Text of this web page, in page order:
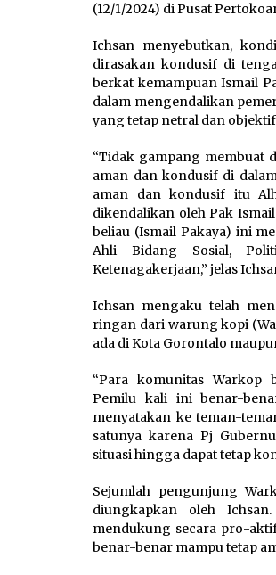
(12/1/2024) di Pusat
Ichsan menyebutkan,
dirasakan kondusif di
berkat kemampuan Ismail
dalam mengendalikan
yang tetap netral dan
“Tidak gampang membuat
aman dan kondusif di
aman dan kondusif itu
dikendalikan oleh Pak
beliau (Ismail Pakaya) ini
Ahli Bidang Sosial,
Ketenagakerjaan,” jelas
Ichsan mengaku telah
ringan dari warung kopi
ada di Kota Gorontalo
“Para komunitas Warkop
Pemilu kali ini benar-
menyatakan ke teman-
satunya karena Pj
situasi hingga dapat tetap
Sejumlah pengunjung
diungkapkan oleh
mendukung secara pro-
benar-benar mampu tetap